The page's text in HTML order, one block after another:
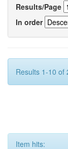
Results/Page
In order
Results 1-10 of
Item hits: